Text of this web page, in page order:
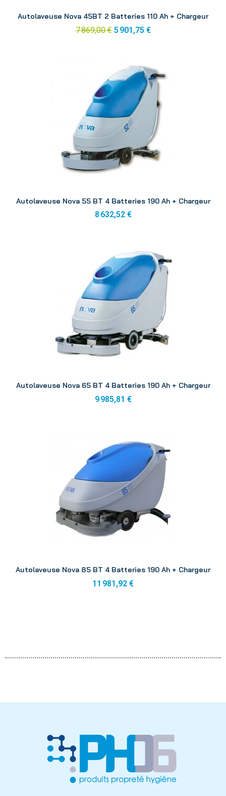
Autolaveuse Nova 45BT 2 Batteries 110 Ah + Chargeur
7 869,00 € 5 901,75 €
Autolaveuse Nova 55 BT 4 Batteries 190 Ah + Chargeur
8 632,52 €
Autolaveuse Nova 65 BT 4 Batteries 190 Ah + Chargeur
9 985,81 €
Autolaveuse Nova 85 BT 4 Batteries 190 Ah + Chargeur
11 981,92 €